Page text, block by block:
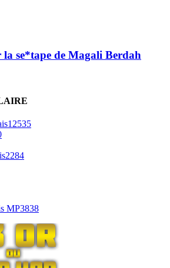
la se*tape de Magali Berdah
12535
2284
MP3838